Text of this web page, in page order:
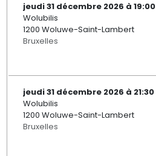
jeudi 31 décembre 2026 à 19:00
Wolubilis
1200 Woluwe-Saint-Lambert
Bruxelles
jeudi 31 décembre 2026 à 21:30
Wolubilis
1200 Woluwe-Saint-Lambert
Bruxelles